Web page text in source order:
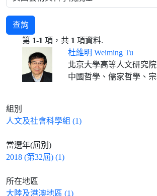
查詢
第 1-1 項，共 1 項資料.
杜維明 Weiming Tu
北京大學高等人文研究
中國哲學、儒家哲學、宗教學、比較哲學、文明對話
組別
人文及社會科學組 (1)
當選年(屆別)
2018 (第32屆) (1)
所在地區
大陸及港澳地區 (1)